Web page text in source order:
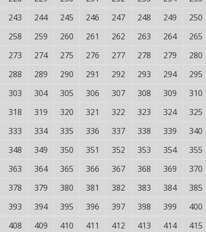
243 244 245 246 247 248 249 250
258 259 260 261 262 263 264 265
273 274 275 276 277 278 279 280
288 289 290 291 292 293 294 295
303 304 305 306 307 308 309 310
318 319 320 321 322 323 324 325
333 334 335 336 337 338 339 340
348 349 350 351 352 353 354 355
363 364 365 366 367 368 369 370
378 379 380 381 382 383 384 385
393 394 395 396 397 398 399 400
408 409 410 411 412 413 414 415